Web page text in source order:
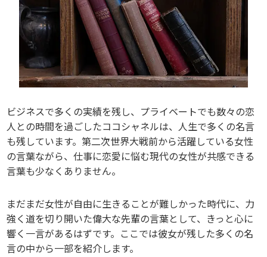
ビジネスで多くの実績を残し、プライベートでも数々の恋
人との時間を過ごしたココシャネルは、人生で多くの名言
も残しています。第二次世界大戦前から活躍している女性
の言葉ながら、仕事に恋愛に悩む現代の女性が共感できる
言葉も少なくありません。
まだまだ女性が自由に生きることが難しかった時代に、力
強く道を切り開いた偉大な先輩の言葉として、きっと心に
響く一言があるはずです。ここでは彼女が残した多くの名
言の中から一部を紹介します。